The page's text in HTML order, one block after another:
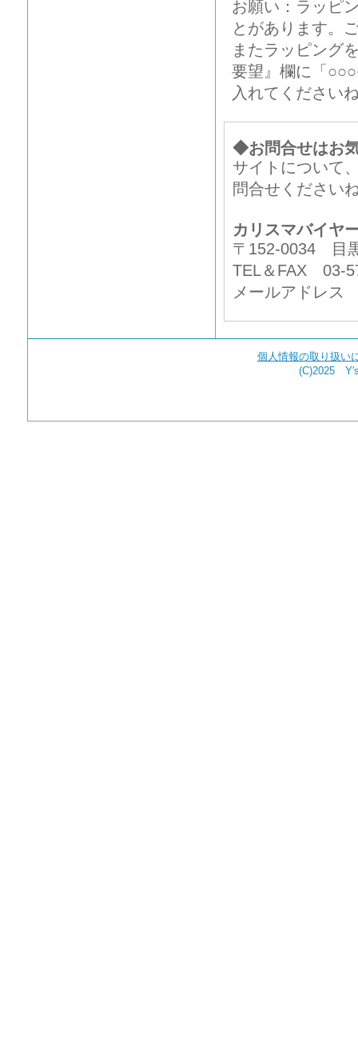
お願い：ラッピ
とがあります。
またラッピング
要望』欄に「
入れてください
◆お問合せはお
サイトについて
問合せください
カリスマバイヤ
〒152-0034 目
TEL＆FAX 03-
メールアドレ
個人情報の取り扱い
(C)2025